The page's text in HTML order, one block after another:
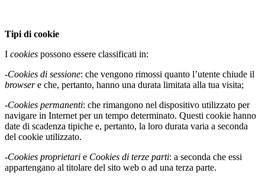
Tipi di cookie
I cookies possono essere classificati in:
-Cookies di sessione: che vengono rimossi quanto l’utente chiude il
browsere che, pertanto, hanno una durata limitata alla tua visita;
-Cookies permanenti: che rimangono nel dispositivo utilizzato per
navigare in Internet per un tempo determinato. Questi cookie hanno
date di scadenza tipiche e, pertanto, la loro durata varia a seconda
del cookie utilizzato.
-Cookies proprietari e Cookies di terze parti: a seconda che essi
appartengano al titolare del sito web o ad una terza parte.